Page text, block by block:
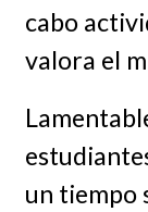
cabo
valora el
un tiempo